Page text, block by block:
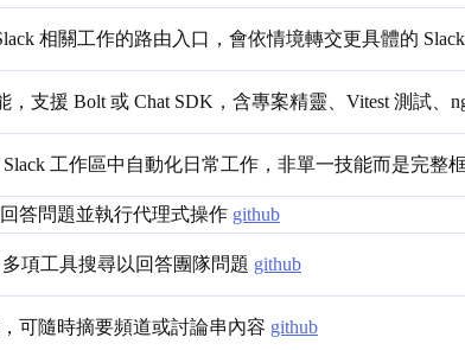
相關工作的路由入口，會依情境轉交更具體的
，支援 Bolt 或 Chat SDK，含專案精靈、Vitest 測試、
工作區中自動化日常工作，非單一技能而是完整
答問題並執行代理式操作 github
項工具搜尋以回答團隊問題 github
可隨時摘要頻道或討論串內容 github